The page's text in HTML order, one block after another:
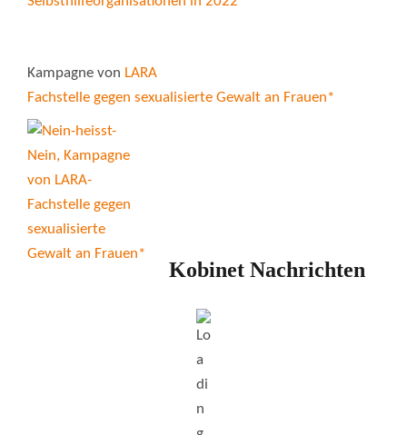
Kampagne von LARA
Fachstelle gegen sexualisierte Gewalt an Frauen*
Kobinet Nachrichten